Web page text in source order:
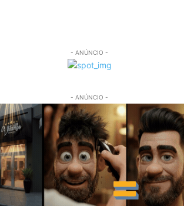
- ANÚNCIO -
- ANÚNCIO -